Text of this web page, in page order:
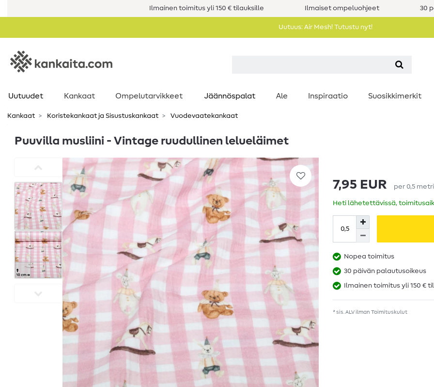
Ilmainen toimitus yli 150 € tilauksille Ilmaiset ompeluohjeet 30
Uutuus: Air Mesh! Tutustu nyt!
Uutuudet Kankaat Ompelutarvikkeet Jäännöspalat Ale Inspiraatio Suosikkimerkit
Kankaat Koristekankaat ja Sisustuskankaat Vuodevaatekankaat
Puuvilla musliini - Vintage ruudullinen lelueläimet
7,95 EUR per 0,5
Heti lähetettävissä,
Nopea toimitus
30 päivän palautusoikeus
Ilmainen toimitus yli 150 €
* sis. ALV ilman Toimituskulut